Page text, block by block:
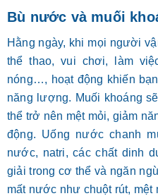
Bù nước và muối
Hằng ngày, khi mọi người
thể thao, vui chơi, làm
nóng…, hoạt động khiến
năng lượng. Muối khoáng
thể trở nên mệt mỏi, giảm
động. Uống nước chanh
nước, natri, các chất dinh
giải trong cơ thể và ngăn
mất nước như chuột rút, mệt